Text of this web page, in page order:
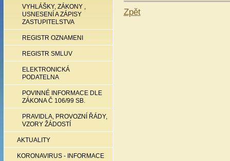
VYHLÁŠKY, ZÁKONY ,
USNESENÍ A ZÁPISY
ZASTUPITELSTVA
REGISTR OZNAMENI
REGISTR SMLUV
ELEKTRONICKÁ
PODATELNA
POVINNÉ INFORMACE DLE
ZÁKONA Č 106/99 SB.
PRAVIDLA, PROVOZNÍ ŘÁDY,
VZORY ŽÁDOSTÍ
AKTUALITY
KORONAVIRUS - INFORMACE
Zpět